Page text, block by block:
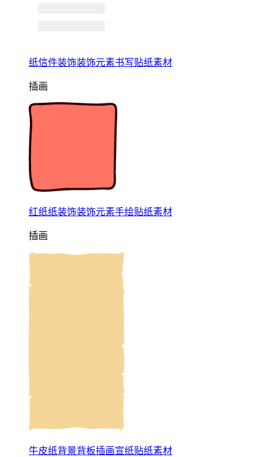
纸信件装饰装饰元素书写贴纸素材
插画
红纸纸装饰装饰元素手绘贴纸素材
插画
牛皮纸背景背板插画宣纸贴纸素材